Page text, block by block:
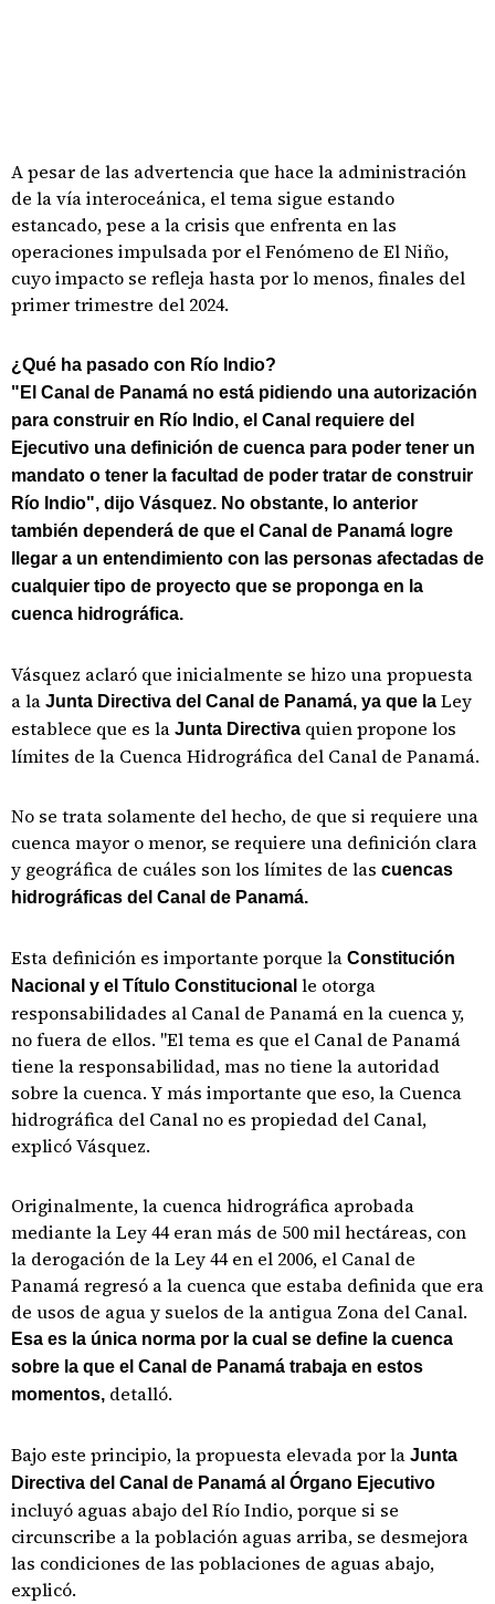
A pesar de las advertencia que hace la administración
de la vía interoceánica, el tema sigue estando
estancado, pese a la crisis que enfrenta en las
operaciones impulsada por el Fenómeno de El Niño,
cuyo impacto se refleja hasta por lo menos, finales del
primer trimestre del 2024.
¿Qué ha pasado con Río Indio?
"El Canal de Panamá no está pidiendo una autorización
para construir en Río Indio, el Canal requiere del
Ejecutivo una definición de cuenca para poder tener un
mandato o tener la facultad de poder tratar de construir
Río Indio", dijo Vásquez. No obstante, lo anterior
también dependerá de que el Canal de Panamá logre
llegar a un entendimiento con las personas afectadas de
cualquier tipo de proyecto que se proponga en la
cuenca hidrográfica.
Vásquez aclaró que inicialmente se hizo una propuesta
a la Junta Directiva del Canal de Panamá, ya que la Ley
establece que es la Junta Directiva quien propone los
límites de la Cuenca Hidrográfica del Canal de Panamá.
No se trata solamente del hecho, de que si requiere una
cuenca mayor o menor, se requiere una definición clara
y geográfica de cuáles son los límites de las cuencas
hidrográficas del Canal de Panamá.
Esta definición es importante porque la Constitución
Nacional y el Título Constitucional le otorga
responsabilidades al Canal de Panamá en la cuenca y,
no fuera de ellos. "El tema es que el Canal de Panamá
tiene la responsabilidad, mas no tiene la autoridad
sobre la cuenca. Y más importante que eso, la Cuenca
hidrográfica del Canal no es propiedad del Canal,
explicó Vásquez.
Originalmente, la cuenca hidrográfica aprobada
mediante la Ley 44 eran más de 500 mil hectáreas, con
la derogación de la Ley 44 en el 2006, el Canal de
Panamá regresó a la cuenca que estaba definida que era
de usos de agua y suelos de la antigua Zona del Canal.
Esa es la única norma por la cual se define la cuenca
sobre la que el Canal de Panamá trabaja en estos
momentos, detalló.
Bajo este principio, la propuesta elevada por la Junta
Directiva del Canal de Panamá al Órgano Ejecutivo
incluyó aguas abajo del Río Indio, porque si se
circunscribe a la población aguas arriba, se desmejora
las condiciones de las poblaciones de aguas abajo,
explicó.